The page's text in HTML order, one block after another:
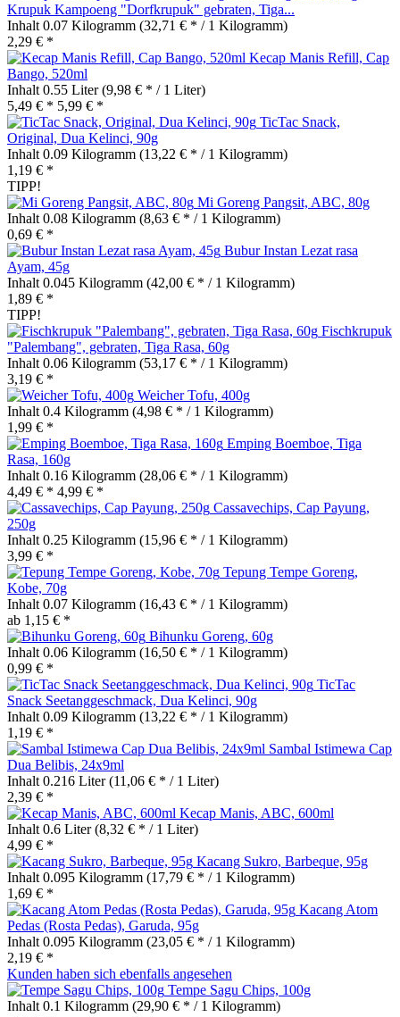
Krupuk Kampoeng "Dorfkrupuk" gebraten, Tiga...
Inhalt 0.07 Kilogramm (32,71 € * / 1 Kilogramm)
2,29 € *
Kecap Manis Refill, Cap
Bango, 520ml
Inhalt 0.55 Liter(9,98 € * / 1 Liter)
5,49 € * 5,99 € *
TicTac Snack,
Original, Dua Kelinci, 90g
Inhalt 0.09 Kilogramm (13,22 € * / 1 Kilogramm)
1,19 € *
TIPP!
Mi Goreng Pangsit, ABC, 80g
Inhalt 0.08 Kilogramm (8,63 € * / 1 Kilogramm)
0,69 € *
Bubur Instan Lezat rasa
Ayam, 45g
Inhalt 0.045 Kilogramm (42,00 € * / 1 Kilogramm)
1,89 € *
TIPP!
Fischkrupuk
"Palembang", gebraten, Tiga Rasa, 60g
Inhalt 0.06 Kilogramm (53,17 € * / 1 Kilogramm)
3,19 € *
Weicher Tofu, 400g
Inhalt 0.4 Kilogramm (4,98 € * / 1 Kilogramm)
1,99 € *
Emping Boemboe, Tiga
Rasa, 160g
Inhalt 0.16 Kilogramm (28,06 € * / 1 Kilogramm)
4,49 € * 4,99 € *
Cassavechips, Cap Payung,
250g
Inhalt 0.25 Kilogramm (15,96 € * / 1 Kilogramm)
3,99 € *
Tepung Tempe Goreng,
Kobe, 70g
Inhalt 0.07 Kilogramm (16,43 € * / 1 Kilogramm)
ab 1,15 € *
Bihunku Goreng, 60g
Inhalt 0.06 Kilogramm (16,50 € * / 1 Kilogramm)
0,99 € *
TicTac
Snack Seetanggeschmack, Dua Kelinci, 90g
Inhalt 0.09 Kilogramm (13,22 € * / 1 Kilogramm)
1,19 € *
Sambal Istimewa Cap
Dua Belibis, 24x9ml
Inhalt 0.216 Liter(11,06 € * / 1 Liter)
2,39 € *
Kecap Manis, ABC, 600ml
Inhalt 0.6 Liter(8,32 € * / 1 Liter)
4,99 € *
Kacang Sukro, Barbeque, 95g
Inhalt 0.095 Kilogramm (17,79 € * / 1 Kilogramm)
1,69 € *
Kacang Atom
Pedas (Rosta Pedas), Garuda, 95g
Inhalt 0.095 Kilogramm (23,05 € * / 1 Kilogramm)
2,19 € *
Kunden haben sich ebenfalls angesehen
Tempe Sagu Chips, 100g
Inhalt 0.1 Kilogramm (29,90 € * / 1 Kilogramm)